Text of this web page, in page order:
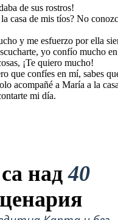
de sus rostros!
casa de mis tíos? No
y me esfuerzo por ella
yo confío mucho
¡Te quiero mucho!
que confíes en mí, sabes
acompañé a María a la
mi día.
над40